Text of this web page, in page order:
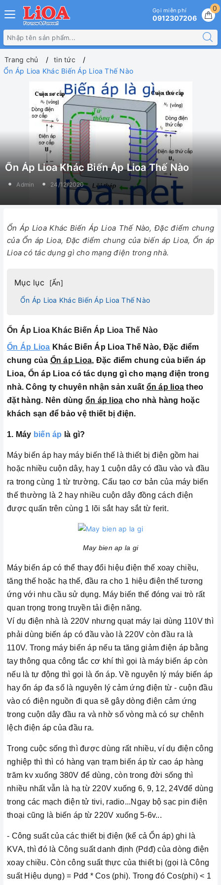
0
Gọi miễn phí
0912307206
Trang chủ
tin tức
Ổn Áp Lioa Khác Biến Áp Lioa Thế Nào
Ổn Áp Lioa Khác Biến Áp Lioa Thế Nào
Admin 24/12/2020
Ổn Áp Lioa Khác Biến Áp Lioa Thế Nào, Đặc điểm chung
của Ổn áp Lioa, Đặc điểm chung của biến áp Lioa, Ổn áp
Lioa có tác dụng gì cho mạng điện trong nhà.
Mục lục [Ẩn]
Ổn Áp Lioa Khác Biến Áp Lioa Thế Nào
Ổn Áp Lioa Khác Biến Áp Lioa Thế Nào
Ổn Áp Lioa Khác Biến Áp Lioa Thế Nào, Đặc điểm
chung của Ổn áp Lioa, Đặc điểm chung của biến áp
Lioa, Ổn áp Lioa có tác dụng gì cho mạng điện trong
nhà. Công ty chuyên nhận sản xuất ổn áp lioa theo
đặt hàng. Nên dùng ổn áp lioa cho nhà hàng hoặc
khách sạn để bảo vệ thiết bị điện.
1. Máy biến áp là gì?
Máy biến áp hay máy biến thế là thiết bị điện gồm hai
hoặc nhiều cuộn dây, hay 1 cuộn dây có đầu vào và đầu
ra trong cùng 1 từ trường. Cấu tạo cơ bản của máy biến
thế thường là 2 hay nhiều cuộn dây đồng cách điện
được quấn trên cùng 1 lõi sắt hay sắt từ ferit.
May bien ap la gi
Máy biến áp có thể thay đổi hiệu điện thế xoay chiều,
tăng thế hoặc hạ thế, đầu ra cho 1 hiệu điện thế tương
ứng với nhu cầu sử dụng. Máy biến thế đóng vai trò rất
quan trọng trong truyền tải điện năng.
Ví dụ điện nhà là 220V nhưng quạt máy lại dùng 110V thì
phải dùng biến áp có đầu vào là 220V còn đầu ra là
110V. Trong máy biến áp nếu ta tăng giảm điện áp bằng
tay thông qua công tắc cơ khí thì gọi là máy biến áp còn
nếu là tự động thì gọi là ổn áp. Về nguyên lý máy biến áp
hay ổn áp đa số là nguyên lý cảm ứng điện từ - cuộn đầu
vào có điện nguồn đi qua sẽ gây dòng điện cảm ứng
trong cuộn dây đầu ra và nhờ số vòng mà có sự chênh
lệch điện áp của đầu ra.
Trong cuộc sống thì được dùng rất nhiều, ví dụ điện công
nghiệp thì thì có hàng vạn trạm biến áp từ cao áp hàng
trăm kv xuống 380V để dùng, còn trong đời sống thì
nhiều nhất vẫn là hạ từ 220V xuống 6, 9, 12, 24Vđể dùng
trong các mạch điện tử tivi, radio...Ngay bộ sạc pin điện
thoại cũng là biến áp từ 220V xuống 5-6v...
- Công suất của các thiết bị điện (kể cả Ổn áp) ghi là
KVA, thì đó là Công suất danh định (Pdđ) của dòng điện
xoay chiều. Còn công suất thực của thiết bị (gọi là Công
suất Hiệu dụng) = Pdđ * Cos (phi). Trong đó Cos(phi) < 1